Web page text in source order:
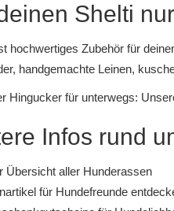
Shelti
hochwertiges Zubehör für
, handgemachte Leinen,
Hingucker für unterwegs:
Infos rund
Übersicht aller Hunderassen
für Hundefreunde